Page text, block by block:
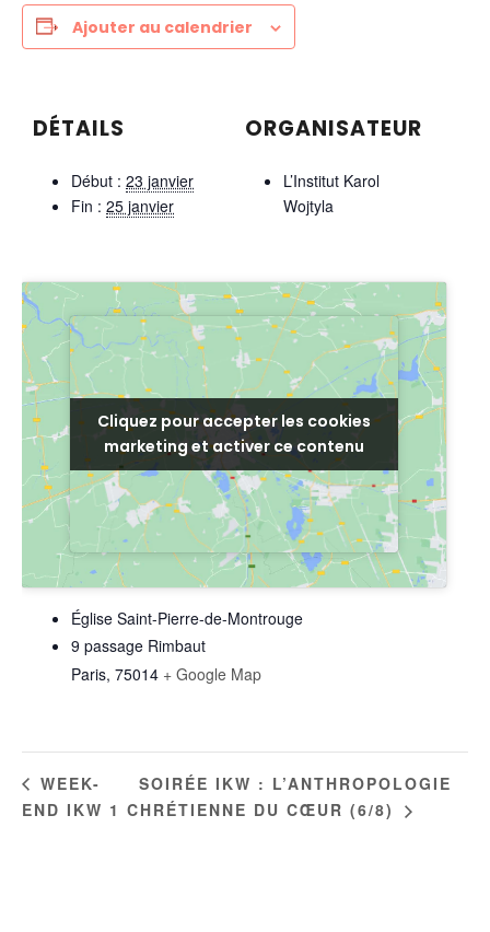
Ajouter au calendrier
DÉTAILS
Début : 23 janvier
Fin : 25 janvier
ORGANISATEUR
L’Institut Karol
Wojtyla
LIEU
Église Saint-Pierre-de-Montrouge
9 passage Rimbaut
Paris, 75014 + Google Map
Cliquez pour accepter les cookies
marketing et activer ce contenu
Cliquez pour accepter les cookies
marketing et activer ce contenu
WEEK-
END IKW 1
SOIRÉE IKW : L’ANTHROPOLOGIE
CHRÉTIENNE DU CŒUR (6/8)